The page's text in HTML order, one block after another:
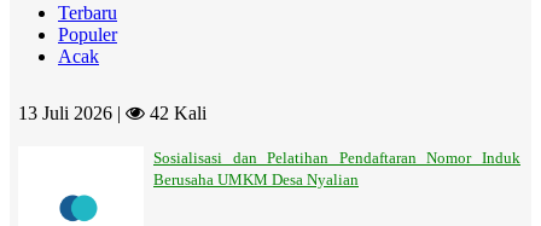
Terbaru
Populer
Acak
13 Juli 2026 | 42 Kali
Sosialisasi dan Pelatihan Pendaftaran Nomor Induk
Berusaha UMKM Desa Nyalian